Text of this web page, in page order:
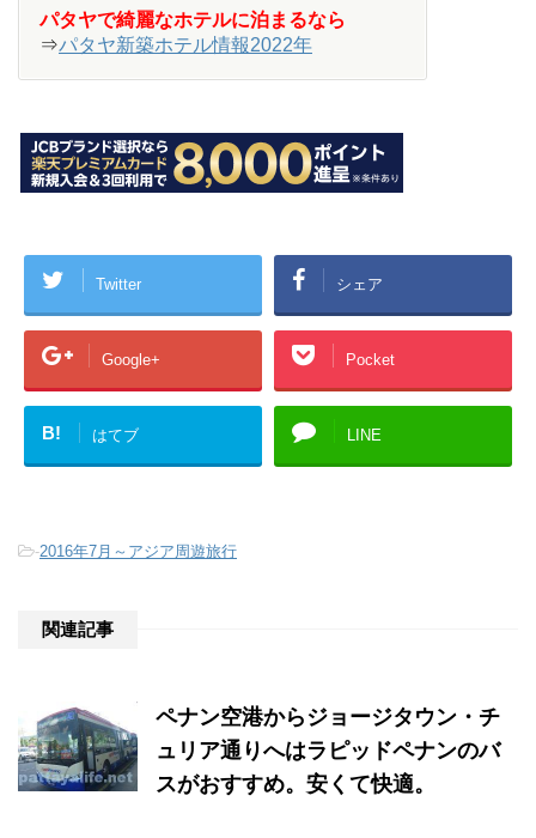
パタヤで綺麗なホテルに泊まるなら
⇒パタヤ新築ホテル情報2022年
Twitter シェア
Google+ Pocket
B! はてブ LINE
-2016年7月～アジア周遊旅行
関連記事
ペナン空港からジョージタウン・チ
ュリア通りへはラピッドペナンのバ
スがおすすめ。安くて快適。